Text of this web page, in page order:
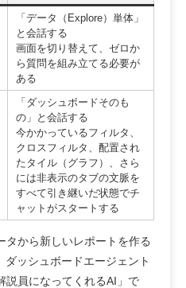
「データ（Explore）単体」
と会話する
画面を切り替えて、ゼロか
ら質問を組み立てる必要が
ある
「ダッシュボードそのも
の」と会話する
今かかっているフィルタ、
クロスフィルタ、配置され
たタイル（グラフ）、さら
には非表示のタブの文脈を
すべて引き継いだ状態でチ
ャットがスタートする
タから新しいレポートを作る
ッシュボードエージェント
説員になってくれるAI」で